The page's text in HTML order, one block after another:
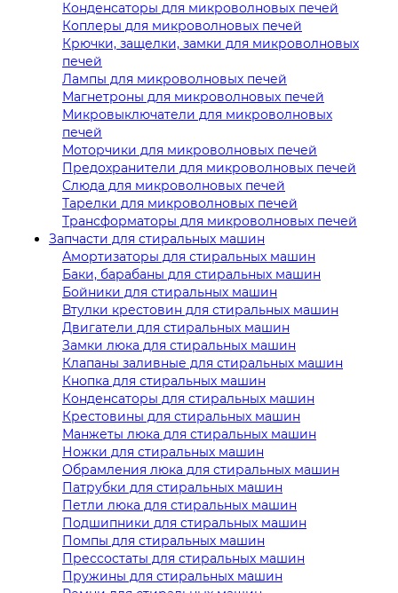
Конденсаторы для микроволновых печей
Коплеры для микроволновых печей
Крючки, защелки, замки для микроволновых
печей
Лампы для микроволновых печей
Магнетроны для микроволновых печей
Микровыключатели для микроволновых
печей
Моторчики для микроволновых печей
Предохранители для микроволновых печей
Слюда для микроволновых печей
Тарелки для микроволновых печей
Трансформаторы для микроволновых печей
Запчасти для стиральных машин
Амортизаторы для стиральных машин
Баки, барабаны для стиральных машин
Бойники для стиральных машин
Втулки крестовин для стиральных машин
Двигатели для стиральных машин
Замки люка для стиральных машин
Клапаны заливные для стиральных машин
Кнопка для стиральных машин
Конденсаторы для стиральных машин
Крестовины для стиральных машин
Манжеты люка для стиральных машин
Ножки для стиральных машин
Обрамления люка для стиральных машин
Патрубки для стиральных машин
Петли люка для стиральных машин
Подшипники для стиральных машин
Помпы для стиральных машин
Прессостаты для стиральных машин
Пружины для стиральных машин